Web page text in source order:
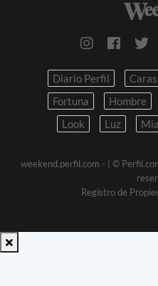
Diario Perfil Caras
Fortuna
Hombre
Look
Luz Mia
weekend.perfil.com -
| ©
Registro de